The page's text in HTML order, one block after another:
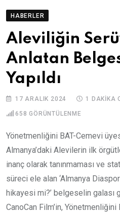
HABERLER
Aleviliğin
Anlatan
Yapıldı
17 ARALIK 2024 1 DAKIKA
658 GÖRÜNTÜLENME
Yönetmenliğini BAT-Cemevi
Almanya’daki Alevilerin ilk
inanç olarak tanınmaması ve
süreci ele alan ‘Almanya
hikayesi mi?’ belgeselin galası
CanoCan Film’in,